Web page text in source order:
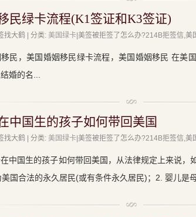
民绿卡流程(K1签证和K3签证)
找大鹤 | 分类: 美国绿卡 |美签被拒签了怎么办?214B拒签信,美
民，美国婚姻移民绿卡流程，美国婚姻移民 在美
婚的名...
中国生的孩子如何带回美国
找大鹤 | 分类: 美国绿卡 |美签被拒签了怎么办?214B拒签信,美
中国生的孩子如何带回美国，从法律规定上来说，
国合法的永久居民(或有条件永久居民)；2. 婴儿是